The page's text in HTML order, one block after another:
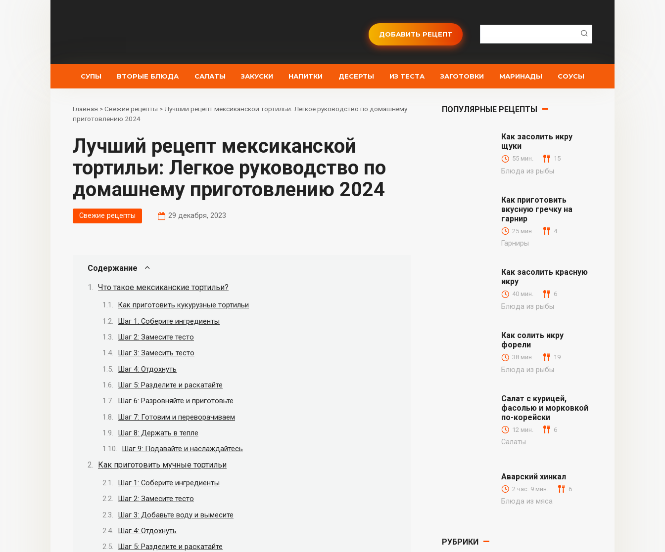
ДОБАВИТЬ РЕЦЕПТ
СУПЫ ВТОРЫЕ БЛЮДА САЛАТЫ ЗАКУСКИ НАПИТКИ ДЕСЕРТЫ ИЗ ТЕСТА ЗАГОТОВКИ МАРИНАДЫ СОУСЫ
Главная >Свежие рецепты > Лучший рецепт мексиканской тортильи: Легкое руководство по домашнему
приготовлению 2024
Лучший рецепт мексиканской
тортильи: Легкое руководство по
домашнему приготовлению 2024
Свежие рецепты 29 декабря, 2023
Содержание
Что такое мексиканские тортильи?
Как приготовить кукурузные тортильи
Шаг 1: Соберите ингредиенты
Шаг 2: Замесите тесто
Шаг 3: Замесить тесто
Шаг 4: Отдохнуть
Шаг 5: Разделите и раскатайте
Шаг 6: Разровняйте и приготовьте
Шаг 7: Готовим и переворачиваем
Шаг 8: Держать в тепле
Шаг 9: Подавайте и наслаждайтесь
Как приготовить мучные тортильи
Шаг 1: Соберите ингредиенты
Шаг 2: Замесите тесто
Шаг 3: Добавьте воду и вымесите
Шаг 4: Отдохнуть
Шаг 5: Разделите и раскатайте
ПОПУЛЯРНЫЕ РЕЦЕПТЫ
Как засолить икру
щуки
55 мин. 15
Блюда из рыбы
Как приготовить
вкусную гречку на
гарнир
25 мин. 4
Гарниры
Как засолить красную
икру
40 мин. 6
Блюда из рыбы
Как солить икру
форели
38 мин. 19
Блюда из рыбы
Салат с курицей,
фасолью и морковкой
по-корейски
12 мин. 6
Салаты
Аварский хинкал
2 час. 9 мин. 6
Блюда из мяса
РУБРИКИ